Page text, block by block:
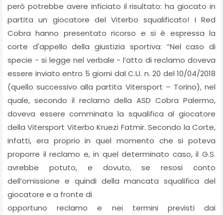
però potrebbe avere inficiato il risultato: ha giocato in
partita un giocatore del Viterbo squalificato! I Red
Cobra hanno presentato ricorso e si è espressa la
corte d'appello della giustizia sportiva: “Nel caso di
specie - si legge nel verbale - l’atto di reclamo doveva
essere inviato entro 5 giorni dal C.U. n. 20 del 10/04/2018
(quello successivo alla partita Vitersport – Torino), nel
quale, secondo il reclamo della ASD Cobra Palermo,
doveva essere comminata la squalifica al giocatore
della Vitersport Viterbo Kruezi Fatmir. Secondo la Corte,
infatti, era proprio in quel momento che si poteva
proporre il reclamo e, in quel determinato caso, il G.S.
avrebbe potuto, e dovuto, se resosi conto
dell’omissione e quindi della mancata squalifica del
giocatore e a fronte di
opportuno reclamo e nei termini previsti dai